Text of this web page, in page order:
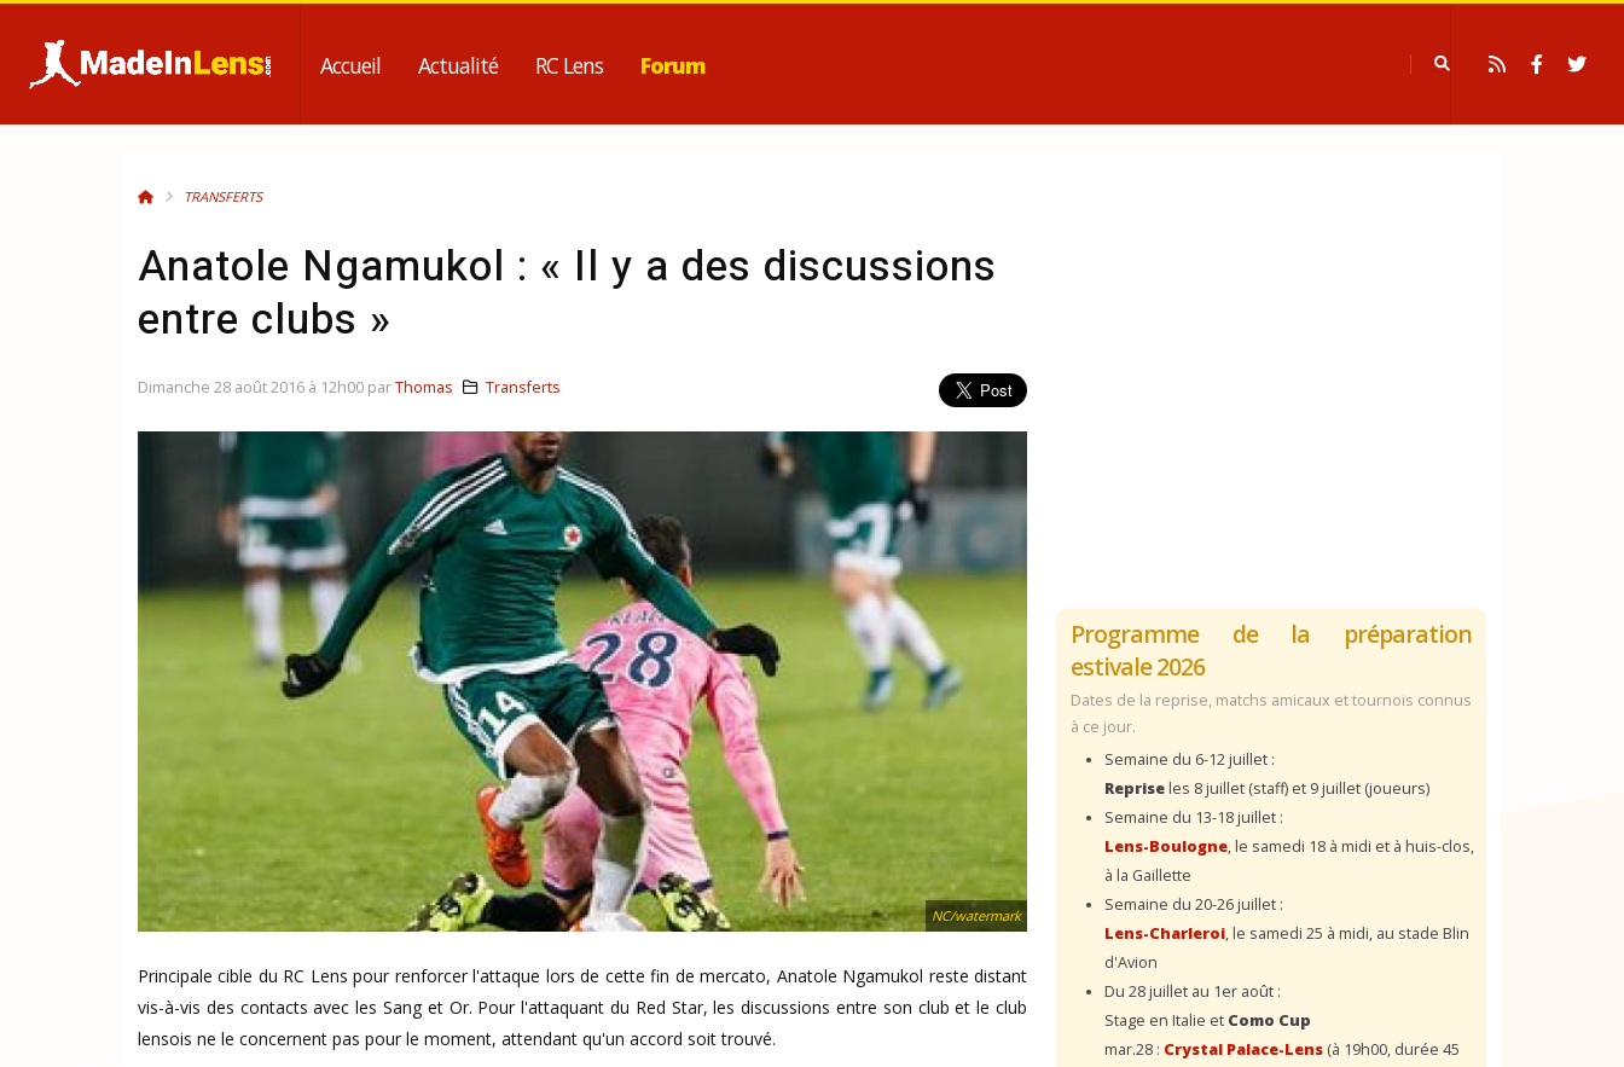
Accueil Actualité RC Lens Forum
TRANSFERTS
Anatole Ngamukol : « Il y a des discussions
entre clubs »
NC/watermark
Principale cible du RC Lens pour renforcer l'attaque lors de cette fin de mercato, Anatole Ngamukol reste distant
vis-à-vis des contacts avec les Sang et Or. Pour l'attaquant du Red Star, les discussions entre son club et le club
lensois ne le concernent pas pour le moment, attendant qu'un accord soit trouvé.
Dimanche 28 août 2016 à 12h00 parThomas Transferts
Programme de la préparation
estivale 2026
Dates de la reprise, matchs amicaux et tournois connus
à ce jour.
Semaine du 6-12 juillet :
Repriseles 8 juillet (staff) et 9 juillet (joueurs)
Semaine du 13-18 juillet :
Lens-Boulogne, le samedi 18 à midi et à huis-clos,
à la Gaillette
Semaine du 20-26 juillet :
Lens-Charleroi, le samedi 25 à midi, au stade Blin
d'Avion
Du 28 juillet au 1er août :
Stage en Italie et Como Cup
mar.28 : Crystal Palace-Lens (à 19h00, durée 45